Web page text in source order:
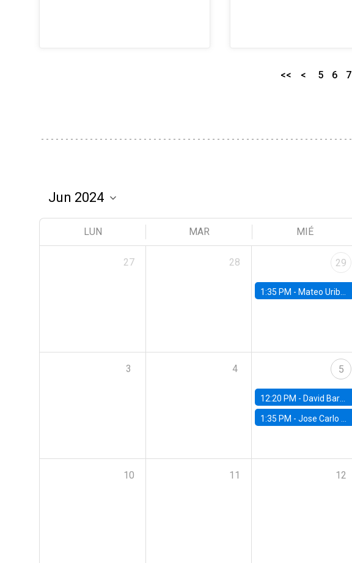
<< < 5 6 7
LUN MAR MIÉ
27 28 29
1:35 PM - Mateo Uribe-Castro, Universidad de los Andes (Colombia)
3 4 5
12:20 PM - David Bardey, Universidad de los Andes - CEDE
1:35 PM -Jose Carlo Bermudez, UC (ME) & World Bank
10 11 12